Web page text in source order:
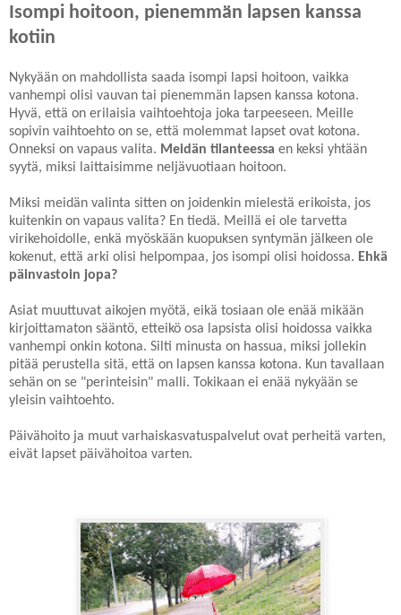
Isompi hoitoon, pienemmän lapsen kanssa
kotiin
Nykyään on mahdollista saada isompi lapsi hoitoon, vaikka
vanhempi olisi vauvan tai pienemmän lapsen kanssa kotona.
Hyvä, että on erilaisia vaihtoehtoja joka tarpeeseen. Meille
sopivin vaihtoehto on se, että molemmat lapset ovat kotona.
Onneksi on vapaus valita. Meidän tilanteessa en keksi yhtään
syytä, miksi laittaisimme neljävuotiaan hoitoon.
Miksi meidän valinta sitten on joidenkin mielestä erikoista, jos
kuitenkin on vapaus valita? En tiedä. Meillä ei ole tarvetta
virikehoidolle, enkä myöskään kuopuksen syntymän jälkeen ole
kokenut, että arki olisi helpompaa, jos isompi olisi hoidossa. Ehkä
päinvastoin jopa?
Asiat muuttuvat aikojen myötä, eikä tosiaan ole enää mikään
kirjoittamaton sääntö, etteikö osa lapsista olisi hoidossa vaikka
vanhempi onkin kotona. Silti minusta on hassua, miksi jollekin
pitää perustella sitä, että on lapsen kanssa kotona. Kun tavallaan
sehän on se "perinteisin" malli. Tokikaan ei enää nykyään se
yleisin vaihtoehto.
Päivähoito ja muut varhaiskasvatuspalvelut ovat perheitä varten,
eivät lapset päivähoitoa varten.